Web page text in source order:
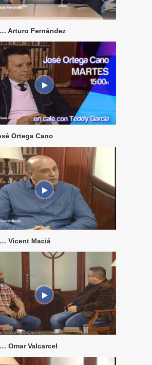
Arturo Fernández
Ortega Cano
Vicent Maciá
Omar Valcarcel